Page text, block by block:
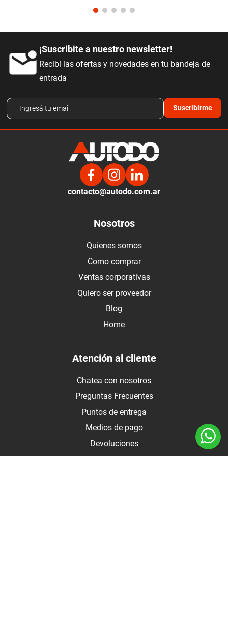
¡Suscribite a nuestro newsletter!
Recibí las ofertas y novedades en tu bandeja de
entrada
Suscribirme
contacto@autodo.com.ar
Nosotros
Quienes somos
Como comprar
Ventas corporativas
Quiero ser proveedor
Blog
Home
Atención al cliente
Chatea con nosotros
Preguntas Frecuentes
Puntos de entrega
Medios de pago
Devoluciones
Contáctanos